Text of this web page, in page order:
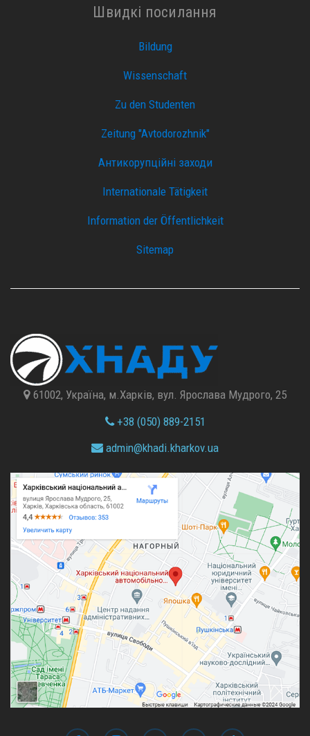
Швидкі посилання
Bildung
Wissenschaft
Zu den Studenten
Zeitung "Avtodorozhnik"
Антикорупційні заходи
Internationale Tätigkeit
Information der Öffentlichkeit
Sitemap
61002, Україна, м.Харків, вул. Ярослава Мудрого, 25
+38 (050) 889-2151
admin@khadi.kharkov.ua